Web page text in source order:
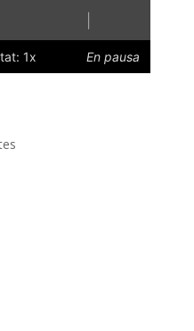
Lent
1x En pausa